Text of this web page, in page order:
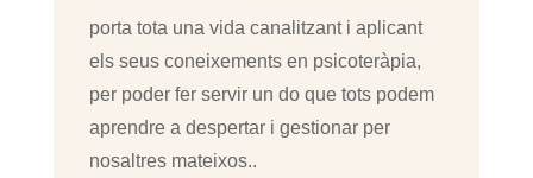
porta tota una vida canalitzant i aplicant
els seus coneixements en psicoteràpia,
per poder fer servir un do que tots podem
aprendre a despertar i gestionar per
nosaltres mateixos..